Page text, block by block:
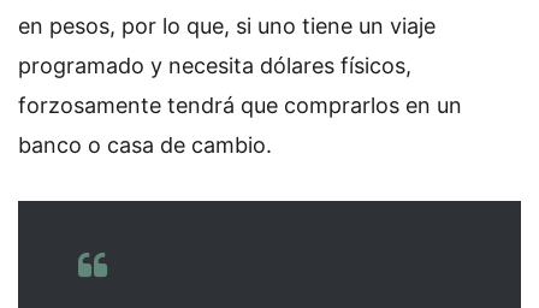
en pesos, por lo que, si uno tiene un viaje
programado y necesita dólares físicos,
forzosamente tendrá que comprarlos en un
banco o casa de cambio.